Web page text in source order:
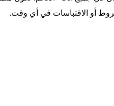
أو الاقتباسات في أي وقت.